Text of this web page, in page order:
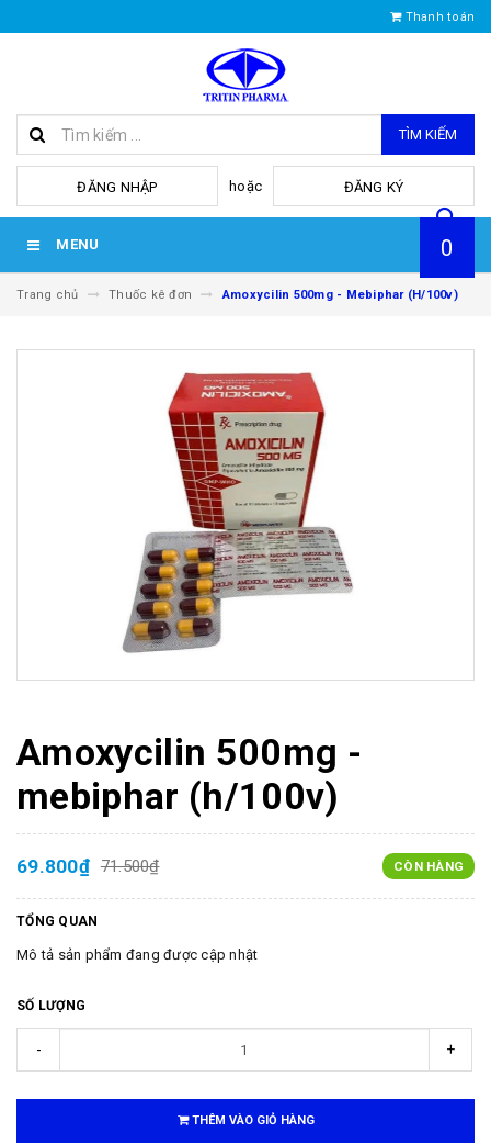
Thanh toán
TÌM KIẾM
ĐĂNG NHẬP hoặc ĐĂNG KÝ
MENU 0
Trang chủ Thuốc kê đơn Amoxycilin 500mg - Mebiphar (H/100v)
Amoxycilin 500mg -
mebiphar (h/100v)
69.800₫ 71.500₫ CÒN HÀNG
TỔNG QUAN
Mô tả sản phẩm đang được cập nhật
SỐ LƯỢNG
- +
THÊM VÀO GIỎ HÀNG